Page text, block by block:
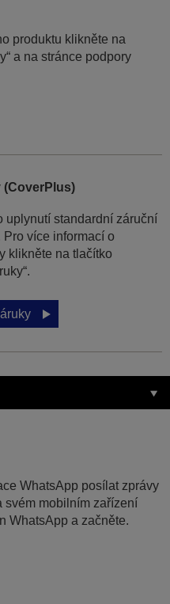
produktu klikněte na
a na stránce podpory
(CoverPlus)
uplynutí standardní záruční
více informací o
klikněte na tlačítko
WhatsApp posílat zprávy
svém mobilním zařízení
WhatsApp a začněte.